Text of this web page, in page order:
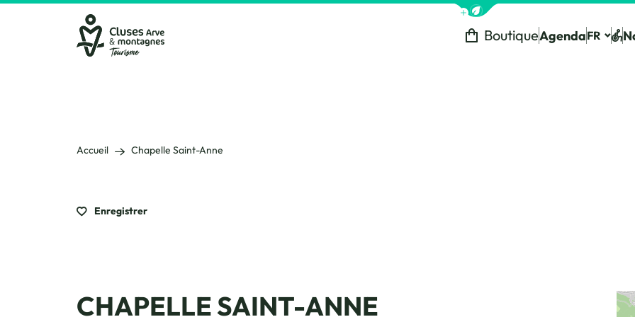
Afficher la barre de navigation
BoutiqueAgendaFR
Accueil Chapelle Saint-Anne
Enregistrer
CHAPELLE SAINT-ANNE